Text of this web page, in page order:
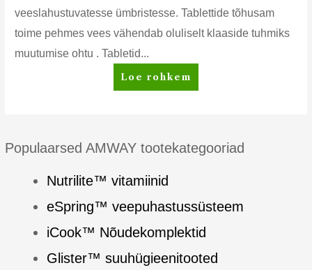
veeslahustuvatesse ümbristesse. Tablettide tõhusam
toime pehmes vees vähendab oluliselt klaaside tuhmiks
muutumise ohtu . Tabletid...
Amway
Home™
Nõudepesumasina
Loe rohkem
Populaarsed AMWAY tootekategooriad
Nutrilite™ vitamiinid
eSpring™ veepuhastussüsteem
iCook™ Nõudekomplektid
Glister™ suuhügieenitooted